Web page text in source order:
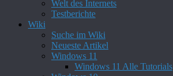
Welt des Internets
Testberichte
Wiki
Suche im Wiki
Neueste Artikel
Windows 11
Windows 11 Alle Tutorials